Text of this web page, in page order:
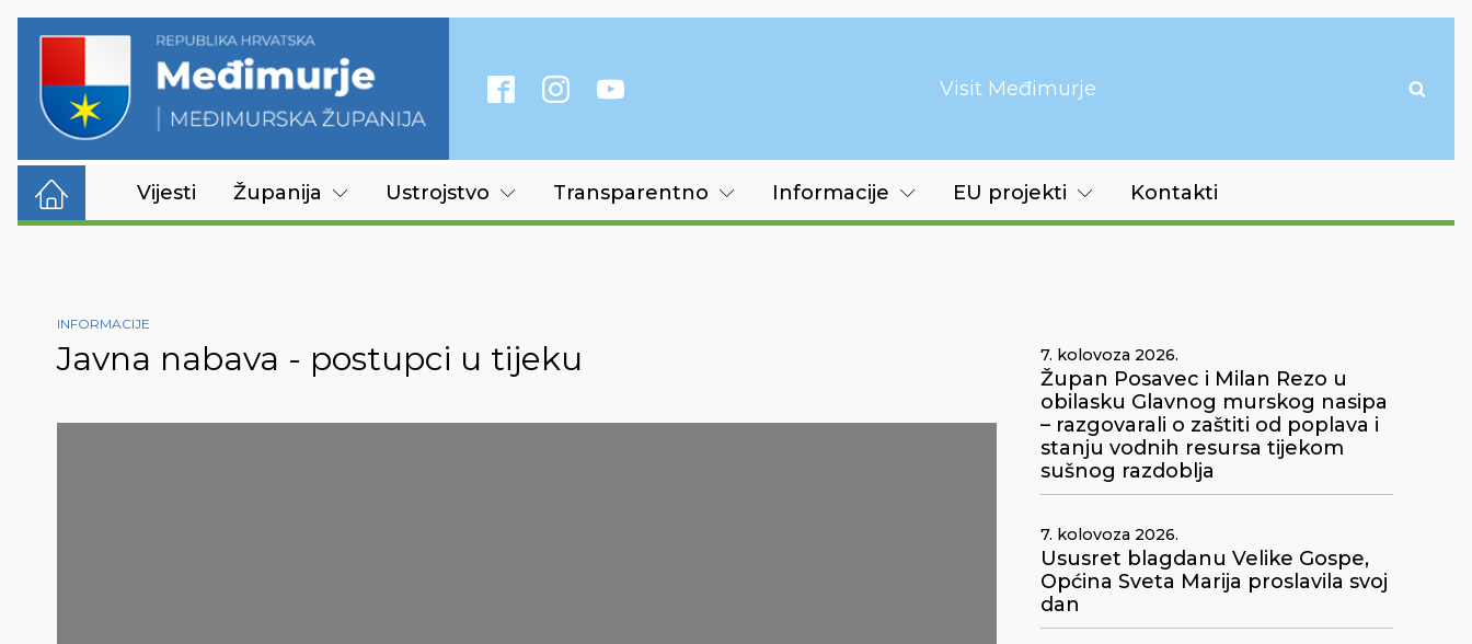
Visit Međimurje
Vijesti Županija Ustrojstvo Transparentno Informacije EU projekti Kontakti
INFORMACIJE
Javna nabava - postupci u tijeku 7. kolovoza 2026.
Župan Posavec i Milan Rezo u
obilasku Glavnog murskog nasipa
– razgovarali o zaštiti od poplava i
stanju vodnih resursa tijekom
sušnog razdoblja
7. kolovoza 2026.
Ususret blagdanu Velike Gospe,
Općina Sveta Marija proslavila svoj
dan